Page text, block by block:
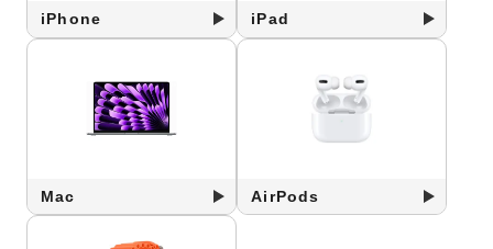
iPhone iPad
Mac AirPods